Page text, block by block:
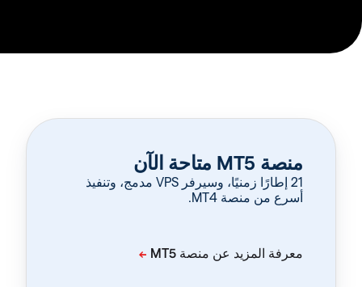
منصة MT5 متاحة الآن
‏21 إطارًا زمنيًا، وسيرفر VPS مدمج، وتنفيذ
أسرع من منصة MT4.